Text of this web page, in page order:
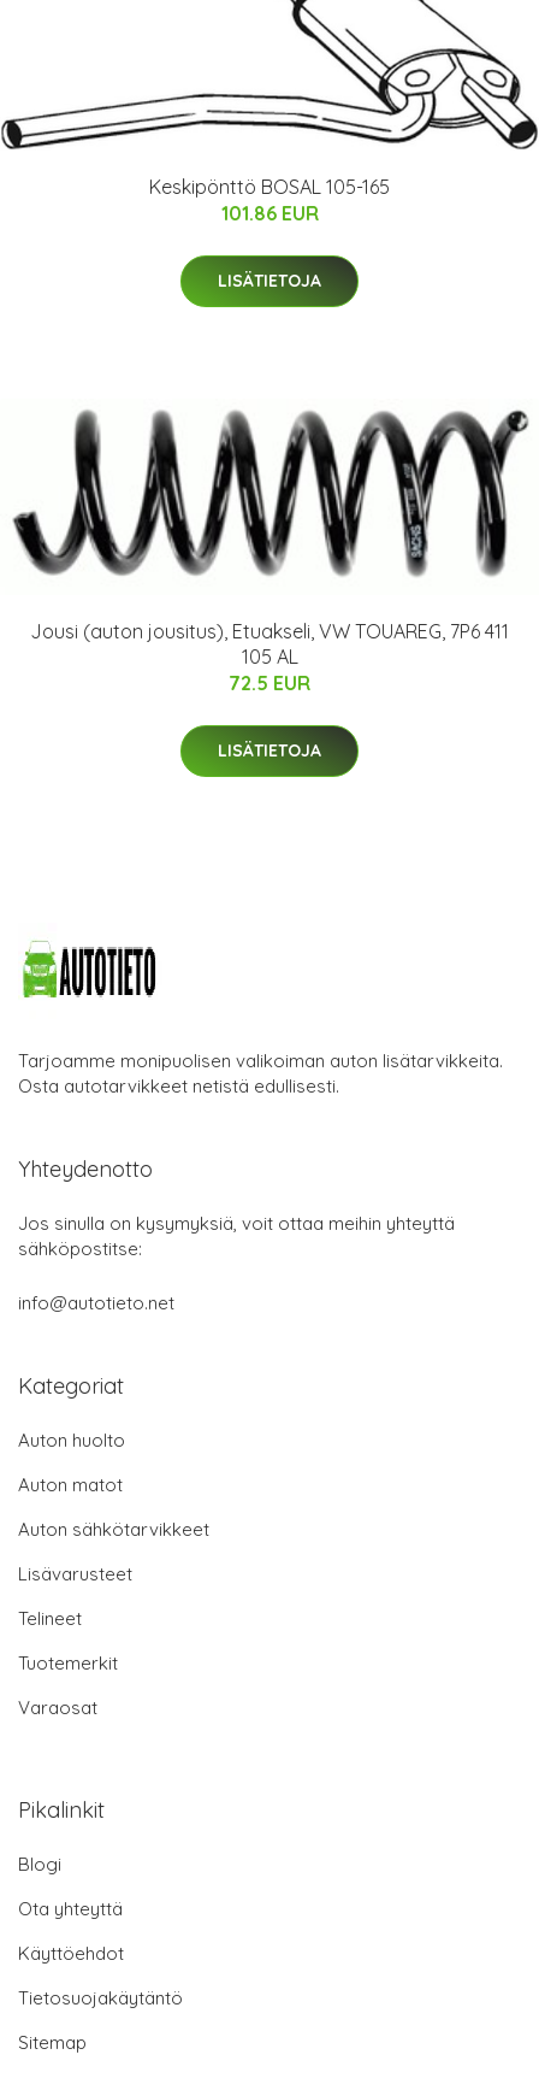
Keskipönttö BOSAL 105-165
101.86 EUR
LISÄTIETOJA
Jousi (auton jousitus), Etuakseli, VW TOUAREG, 7P6 411
105 AL
72.5 EUR
LISÄTIETOJA
Tarjoamme monipuolisen valikoiman auton lisätarvikkeita.
Osta autotarvikkeet netistä edullisesti.
Yhteydenotto
Jos sinulla on kysymyksiä, voit ottaa meihin yhteyttä
sähköpostitse:
info@autotieto.net
Kategoriat
Auton huolto
Auton matot
Auton sähkötarvikkeet
Lisävarusteet
Telineet
Tuotemerkit
Varaosat
Pikalinkit
Blogi
Ota yhteyttä
Käyttöehdot
Tietosuojakäytäntö
Sitemap